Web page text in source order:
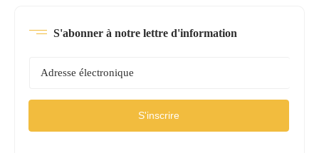
S'abonner à notre lettre d'information
S'inscrire